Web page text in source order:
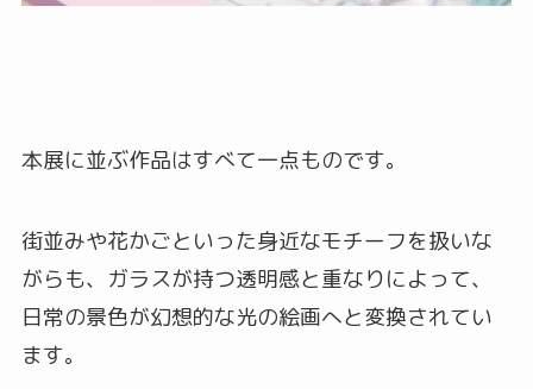
本展に並ぶ作品はすべて一点ものです。
街並みや花かごといった身近なモチーフを扱いな
がらも、ガラスが持つ透明感と重なりによって、
日常の景色が幻想的な光の絵画へと変換されてい
ます。